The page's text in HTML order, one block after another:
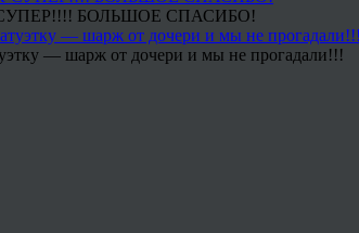
БОЛЬШОЕ СПАСИБО!
— шарж от дочери и мы не прогадали!!!